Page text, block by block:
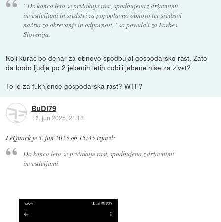
“Do konca leta se pričakuje rast, spodbujena z državnimi
investicijami in sredstvi za popoplavno obnovo ter sredstvi
načrta za okrevanje in odpornost,” so povedali za Forbes
Slovenija.
Koji kurac bo denar za obnovo spodbujal gospodarsko rast. Zato
da bodo ljudje po 2 jebenih letih dobili jebene hiše za živet?
To je za fuknjence gospodarska rast? WTF?
BuDi79
::3. jun 2025, 21:18
LeQuack je3. jun 2025 ob 15:45izjavil:
Do konca leta se pričakuje rast, spodbujena z državnimi
investicijami